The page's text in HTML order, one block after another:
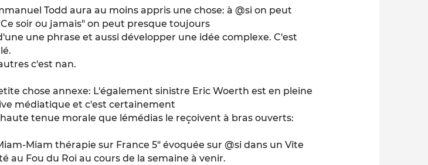
Todd aura au moins appris une chose: à @si on peut
soir ou jamais" on peut presque toujours
une phrase et aussi développer une idée complexe. C'est
c'est nan.
chose annexe: L'également sinistre Eric Woerth est en pleine
médiatique et c'est certainement
haute tenue morale que lémédias le reçoivent à bras ouverts:
Miam thérapie sur France 5" évoquée sur @si dans un Vite
au Fou du Roi au cours de la semaine à venir.